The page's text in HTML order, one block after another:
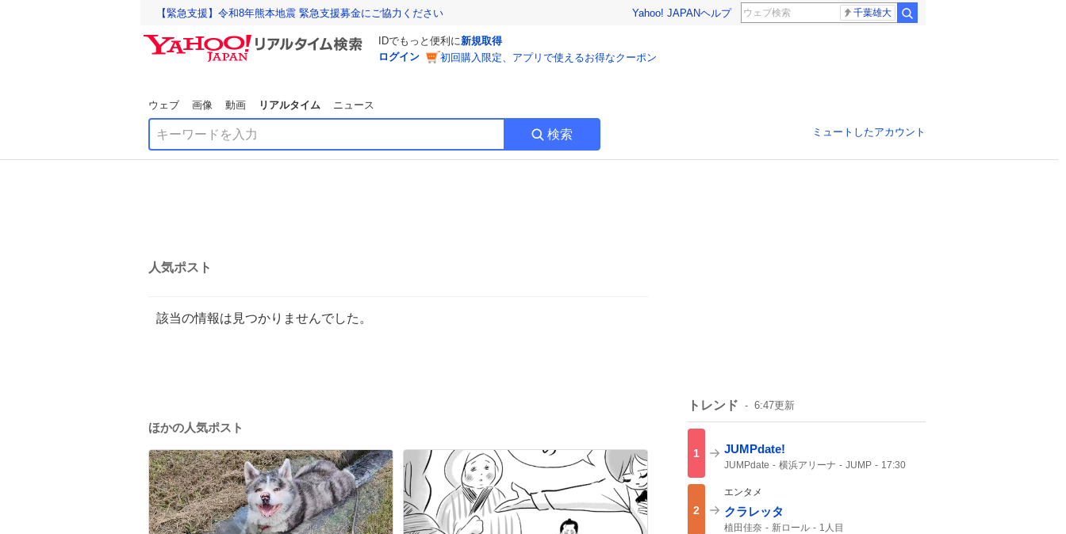
【緊急支援】令和8年熊本地震 緊急支援募金にご協力ください Yahoo! JAPANヘルプ 千葉雄大
IDでもっと便利に新規取得
ログイン
初回購入限定、アプリで使えるお得なクーポン
ウェブ 画像 動画 リアルタイム ニュース
検索 ミュートしたアカウント
人気ポスト
該当の情報は見つかりませんでした。
ほかの人気ポスト
トレンド 6:47更新
1 JUMPdate!
JUMPdate 横浜アリーナ JUMP 17:30
2
エンタメ
クラレッタ
植田佳奈 新ロール 1人目